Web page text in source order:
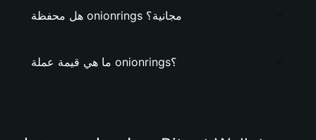
هل محفظة onionrings مجانية؟
ما هي قيمة عملة onionrings؟